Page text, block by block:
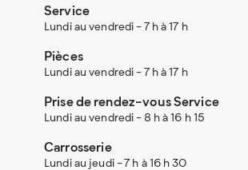
Service
Lundi au vendredi - 7 h à 17 h
Pièces
Lundi au vendredi - 7 h à 17 h
Prise de rendez-vous Service
Lundi au vendredi - 8 h à 16 h 15
Carrosserie
Lundi au jeudi - 7 h à 16 h 30